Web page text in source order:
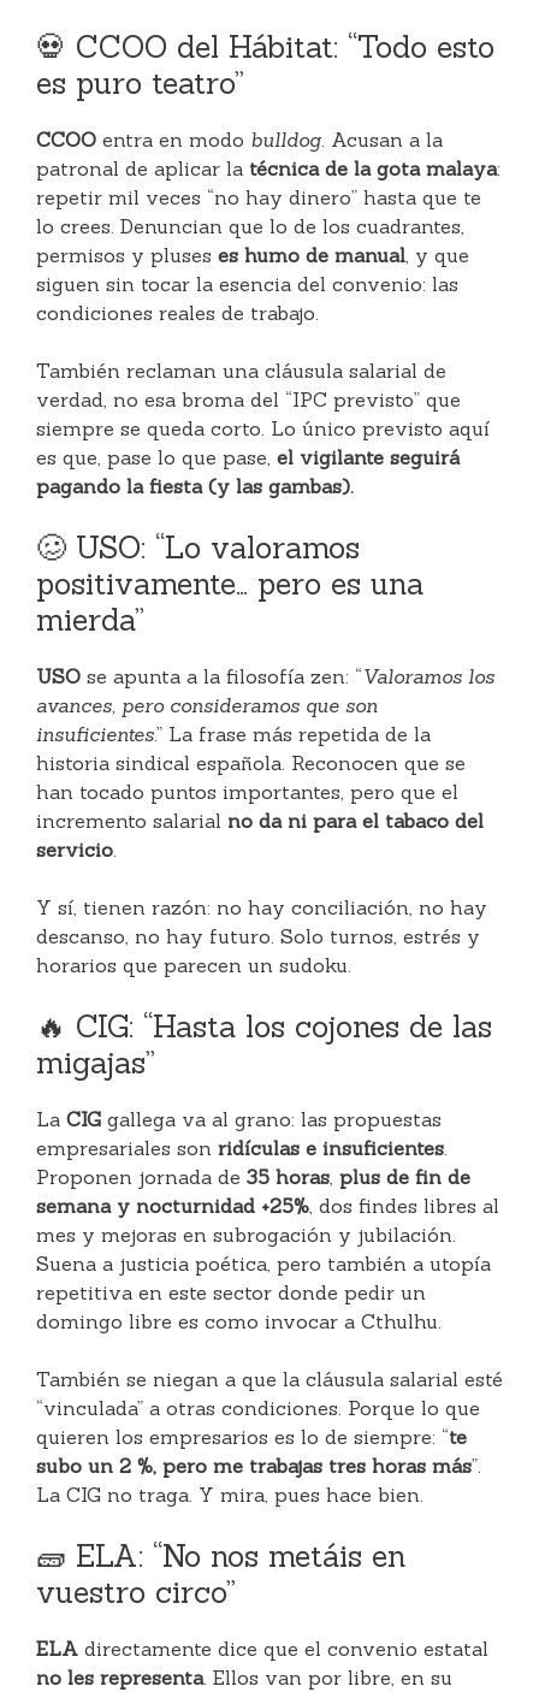
💀 CCOO del Hábitat: “Todo esto
es puro teatro”
CCOO entra en modo bulldog. Acusan a la
patronal de aplicar la técnica de la gota malaya:
repetir mil veces “no hay dinero” hasta que te
lo crees. Denuncian que lo de los cuadrantes,
permisos y pluses es humo de manual , y que
siguen sin tocar la esencia del convenio: las
condiciones reales de trabajo.
También reclaman una cláusula salarial de
verdad, no esa broma del “IPC previsto” que
siempre se queda corto. Lo único previsto aquí
es que, pase lo que pase, el vigilante seguirá
pagando la fiesta (y las gambas).
🥴 USO: “Lo valoramos
positivamente… pero es una
mierda”
USO se apunta a la filosofía zen: “Valoramos los
avances, pero consideramos que son
insuficientes.” La frase más repetida de la
historia sindical española. Reconocen que se
han tocado puntos importantes, pero que el
incremento salarial no da ni para el tabaco del
servicio
Y sí, tienen razón: no hay conciliación, no hay
descanso, no hay futuro. Solo turnos, estrés y
horarios que parecen un sudoku.
🔥 CIG: “Hasta los cojones de las
migajas”
La CIG gallega va al grano: las propuestas
empresariales son ridículas e insuficientes
Proponen jornada de 35 horas plus de fin de
semana y nocturnidad +25% , dos findes libres al
mes y mejoras en subrogación y jubilación.
Suena a justicia poética, pero también a utopía
repetitiva en este sector donde pedir un
domingo libre es como invocar a Cthulhu.
También se niegan a que la cláusula salarial esté
“vinculada” a otras condiciones. Porque lo que
quieren los empresarios es lo de siempre: “te
subo un 2 %, pero me trabajas tres horas más”.
La CIG no traga. Y mira, pues hace bien.
🧱 ELA: “No nos metáis en
vuestro circo”
ELA directamente dice que el convenio estatal
no les representa. Ellos van por libre, en su